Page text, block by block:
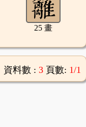
25 畫
資料數 : 3 頁數: 1/1